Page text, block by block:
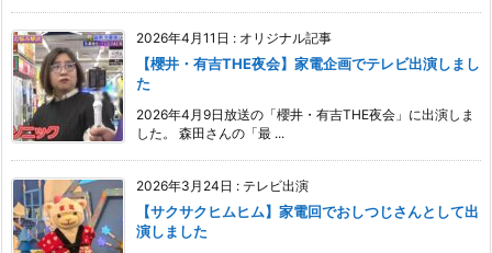
2026年4月11日 : オリジナル記事
【櫻井・有吉THE夜会】家電企画でテレビ出演しまし
た
2026年4月9日放送の「櫻井・有吉THE夜会」に出演しま
した。 森田さんの「最 ...
2026年3月24日 : テレビ出演
【サクサクヒムヒム】家電回でおしつじさんとして出
演しました